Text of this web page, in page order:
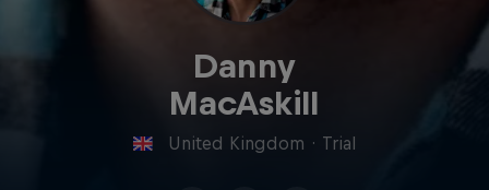
Danny
MacAskill
United Kingdom · Trial